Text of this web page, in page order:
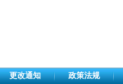
更改通知 政策法规